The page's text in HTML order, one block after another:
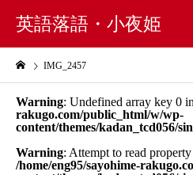
英語落語・小夜姫
IMG_2457
Warning: Undefined array key 0 in
rakugo.com/public_html/w/wp-
content/themes/kadan_tcd056/
Warning: Attempt to read
/home/eng95/sayohime-